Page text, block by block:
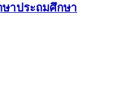
าประถมศึกษา